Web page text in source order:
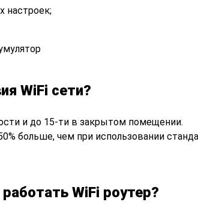
настроек;
WiFi сети?
и до 15-ти в закрытом помещении.
больше, чем при использовании
WiFi роутер?